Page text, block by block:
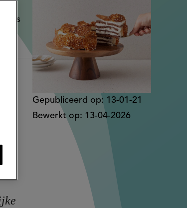
Gepubliceerd op: 13-01-21
Bewerkt op: 13-04-2026